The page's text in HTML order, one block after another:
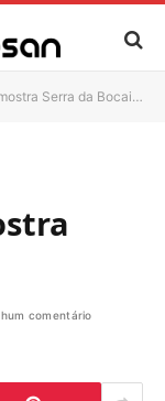
Serra da Bocaina
comentário